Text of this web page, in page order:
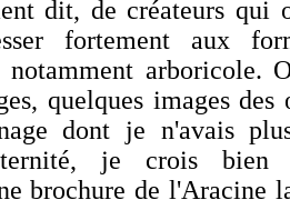
dit, de créateurs qui
fortement aux
notamment arboricole.
quelques images
dont je n'avais
je crois bien
brochure de l'Aracine